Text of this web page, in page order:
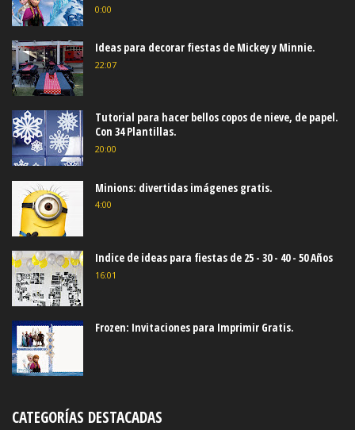
0:00
Ideas para decorar fiestas de Mickey y Minnie.
22:07
Tutorial para hacer bellos copos de nieve, de papel.
Con 34 Plantillas.
20:00
Minions: divertidas imágenes gratis.
4:00
Indice de ideas para fiestas de 25 - 30 - 40 - 50 Años
16:01
Frozen: Invitaciones para Imprimir Gratis.
CATEGORÍAS DESTACADAS